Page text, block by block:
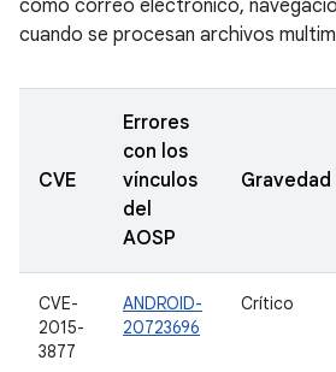
como correo electrónico,
cuando se procesan archivos
CVE
Errores
con los
vínculos
del
AOSP
Gravedad
CVE-
2015-
3877
ANDROID-
20723696
Crítico